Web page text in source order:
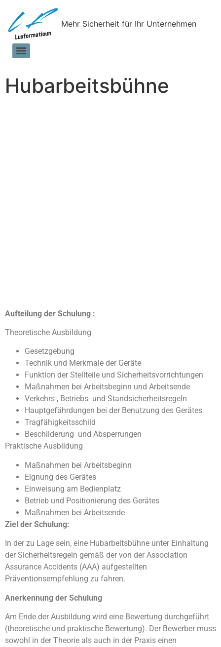
Mehr Sicherheit für Ihr Unternehmen
Hubarbeitsbühne
Aufteilung der Schulung :
Theoretische Ausbildung
Gesetzgebung
Technik und Merkmale der Geräte
Funktion der Stellteile und Sicherheitsvorrichtungen
Maßnahmen bei Arbeitsbeginn und Arbeitsende
Verkehrs-, Betriebs- und Standsicherheitsregeln
Hauptgefährdungen bei der Benutzung des Gerätes
Tragfähigkeitsschild
Beschilderung und Absperrungen
Praktische Ausbildung
Maßnahmen bei Arbeitsbeginn
Eignung des Gerätes
Einweisung am Bedienplatz
Betrieb und Positionierung des Gerätes
Maßnahmen bei Arbeitsende
Ziel der Schulung:
In der zu Lage sein, eine Hubarbeitsbühne unter Einhaltung
der Sicherheitsregeln gemäß der von der Association
Assurance Accidents (AAA) aufgestellten
Präventionsempfehlung zu fahren.
Anerkennung der Schulung
Am Ende der Ausbildung wird eine Bewertung durchgeführt
(theoretische und praktische Bewertung). Der Bewerber muss
sowohl in der Theorie als auch in der Praxis einen